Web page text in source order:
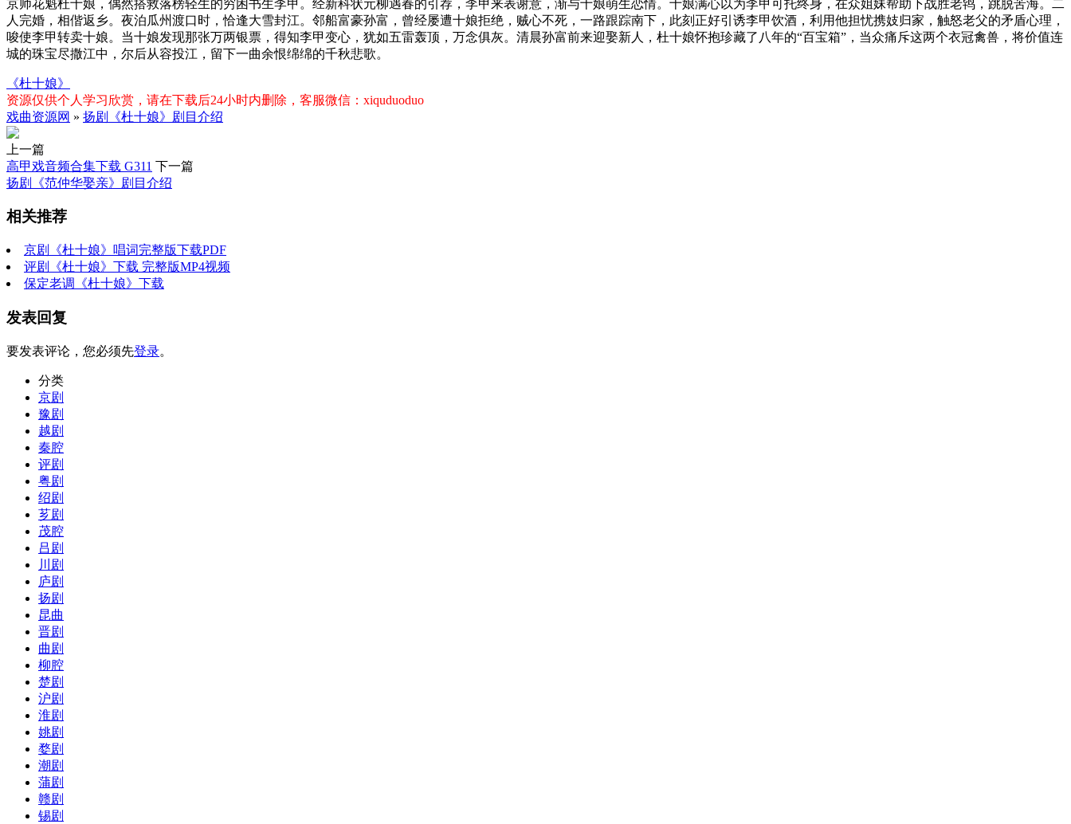
京师花魁杜十娘，偶然搭救落榜轻生的穷困书生李甲。经新科状元柳遇春的引荐，李甲来表谢意，渐与十娘萌生恋情。十娘满心以为李甲可托终身，在众姐妹帮助下战胜老鸨，跳脱苦海。二
人完婚，相偕返乡。夜泊瓜州渡口时，恰逢大雪封江。邻船富豪孙富，曾经屡遭十娘拒绝，贼心不死，一路跟踪南下，此刻正好引诱李甲饮酒，利用他担忧携妓归家，触怒老父的矛盾心理，
唆使李甲转卖十娘。当十娘发现那张万两银票，得知李甲变心，犹如五雷轰顶，万念俱灰。清晨孙富前来迎娶新人，杜十娘怀抱珍藏了八年的“百宝箱”，当众痛斥这两个衣冠禽兽，将价值连
城的珠宝尽撒江中，尔后从容投江，留下一曲余恨绵绵的千秋悲歌。
《杜十娘》
资源仅供个人学习欣赏，请在下载后24小时内删除，客服微信：xiquduoduo
戏曲资源网 » 扬剧《杜十娘》剧目介绍
上一篇
高甲戏音频合集下载 G311 下一篇
扬剧《范仲华娶亲》剧目介绍
相关推荐
京剧《杜十娘》唱词完整版下载PDF
评剧《杜十娘》下载 完整版MP4视频
保定老调《杜十娘》下载
发表回复
要发表评论，您必须先登录。
分类
京剧
豫剧
越剧
秦腔
评剧
粤剧
绍剧
芗剧
茂腔
吕剧
川剧
庐剧
扬剧
昆曲
晋剧
曲剧
柳腔
楚剧
沪剧
淮剧
姚剧
婺剧
潮剧
蒲剧
赣剧
锡剧